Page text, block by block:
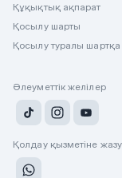
Құқықтық ақпарат
Қосылу шарты
Қосылу туралы шартқа
Әлеуметтік желілер
Қолдау қызметіне жазу